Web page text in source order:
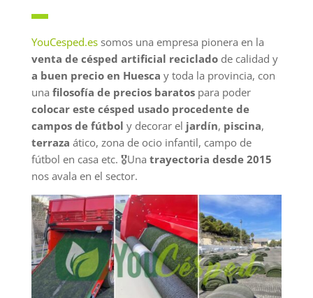
▬
YouCesped.essomos una empresa pionera en la
venta de césped artificial recicladode calidad y
a buen precio en Huesca y toda la provincia, con
una filosofía de precios baratospara poder
colocar este césped usado procedente de
campos de fútbol y decorar el jardín, piscina,
terraza ático, zona de ocio infantil, campo de
fútbol en casa etc. 🎖️Una trayectoria desde 2015
nos avala en el sector.